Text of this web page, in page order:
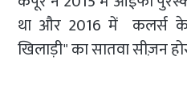
था और 2016 में कलर्स के
खिलाड़ी" का सातवा सीज़न